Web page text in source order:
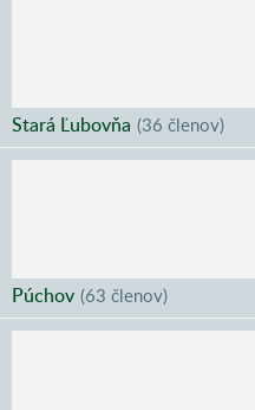
Stará Ľubovňa (36 členov)
Púchov (63 členov)